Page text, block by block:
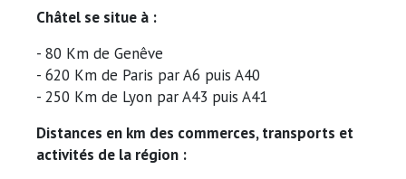
Châtel se situe à :
- 80 Km de Genêve
- 620 Km de Paris par A6 puis A40
- 250 Km de Lyon par A43 puis A41
Distances en km des commerces, transports et
activités de la région :